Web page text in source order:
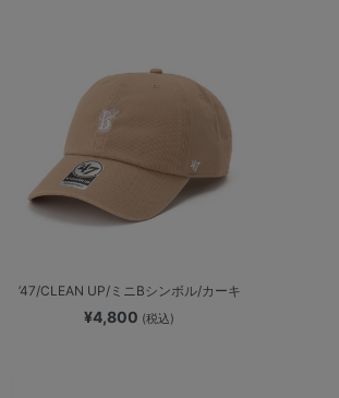
’47/CLEAN UP/ミニBシンボル/カーキ
¥4,800 (税込)